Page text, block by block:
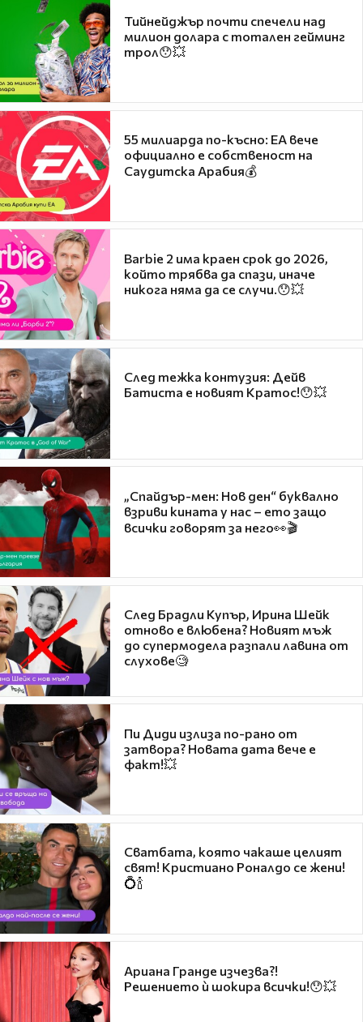
Тийнейджър почти спечели над
милион долара с тотален гейминг
трол😯💥
55 милиарда по-късно: EA вече
официално е собственост на
Саудитска Арабия💰
Barbie 2 има краен срок до 2026,
който трябва да спази, иначе
никога няма да се случи.😯💥
След тежка контузия: Дейв
Батиста е новият Кратос!😯💥
„Спайдър-мен: Нов ден“ буквално
взриви кината у нас – ето защо
всички говорят за него👀🎬
След Брадли Купър, Ирина Шейк
отново е влюбена? Новият мъж
до супермодела разпали лавина от
слухове🧐
Пи Диди излиза по-рано от
затвора? Новата дата вече е
факт!💥
Сватбата, която чакаше целият
свят! Кристиано Роналдо се жени!
💍🍾
Ариана Гранде изчезва?!
Решението ѝ шокира всички!😯💥